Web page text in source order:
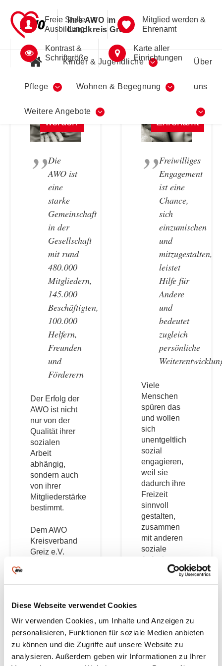
Diese Webseite verwendet Cookies
Wir verwenden Cookies, um Inhalte und Anzeigen zu
personalisieren, Funktionen für soziale Medien anbieten
zu können und die Zugriffe auf unsere Website zu
analysieren. Außerdem geben wir Informationen zu Ihrer
Ihre AWO im
Landkreis Greiz
Freie Stellen &
Ausbildung
Mitglied werden &
Ehrenamt
Kontrast &
Schriftgröße
Karte aller
Einrichtungen
Kinder & Jugendliche
Pflege Wohnen & Begegnung
Weitere Angebote
Über
uns
Mitglied
werden
Die
AWO ist
eine
starke
Gemeinschaft
in der
Gesellschaft
mit rund
480.000
Mitgliedern,
145.000
Beschäftigten,
100.000
Helfern,
Freunden
und
Förderern
Der Erfolg der
AWO ist nicht
nur von der
Qualität ihrer
sozialen
Arbeit
abhängig,
sondern auch
von ihrer
Mitgliederstärke
bestimmt.
Dem AWO
Kreisverband
Greiz e.V.
und ein
an:
AWO
Ortsverein
Bad
Köstritz
Ehrenamt
Freiwilliges
Engagement
ist eine
Chance,
sich
einzumischen
und
mitzugestalten,
leistet
Hilfe für
Andere
und
bedeutet
zugleich
persönliche
Viele
Menschen
spüren das
und wollen
sich
unentgeltlich
sozial
engagieren,
weil sie
dadurch ihre
Freizeit
sinnvoll
gestalten,
zusammen
mit anderen
soziale
Aufgaben
mitentwickeln
können. Auf
Verbandsebene
und mit dem
Engagement